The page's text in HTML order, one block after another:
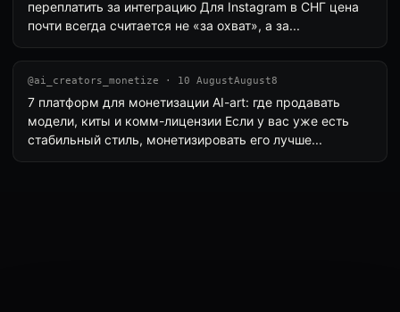
переплатить за интеграцию Для Instagram в СНГ цена
почти всегда считается не «за охват», а за...
@ai_creators_monetize · 10 AugustAugust8
7 платформ для монетизации AI-art: где продавать
модели, киты и комм-лицензии Если у вас уже есть
стабильный стиль, монетизировать его лучше...